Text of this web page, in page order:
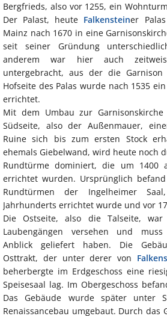
Bergfrieds, also vor 1255, ein
Der Palast, heute Falkensteiner
Mainz nach 1670 in eine
seit seiner Gründung
anderem war hier auch
untergebracht, aus der die
Hofseite des Palas wurde nach 1535
errichtet.
Mit dem Umbau zur
Südseite, also der Außenmauer,
Ruine sich bis zum ersten Stock
ehemals Giebelwand, wird heute noch
Rundtürme dominiert, die um 1400
errichtet wurden. Ursprünglich
Rundtürmen der Ingelheimer
Jahrhunderts errichtet wurde und vor
Die Ostseite, also die Talseite,
Laubengängen versehen und
Anblick geliefert haben. Die
Osttrakt, der unter derer von
beherbergte im Erdgeschoss eine
Speisesaal lag. Im Obergeschoss
Das Gebäude wurde später unter
Renaissancebau umgebaut. Durch